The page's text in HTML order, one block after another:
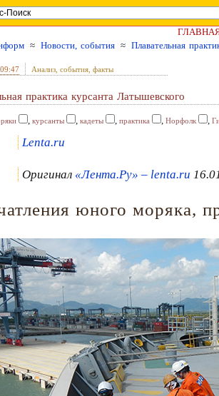
≈ Новости, события ≈ Плавательная
, 09:47 Анализ, события, факты
практика курсанта Латышевского
, курсанты , кадеты , практика , Норфолк ,
Lenta.ru
Оригинал «Лента.Ру» – lenta.ru
юного моряка,